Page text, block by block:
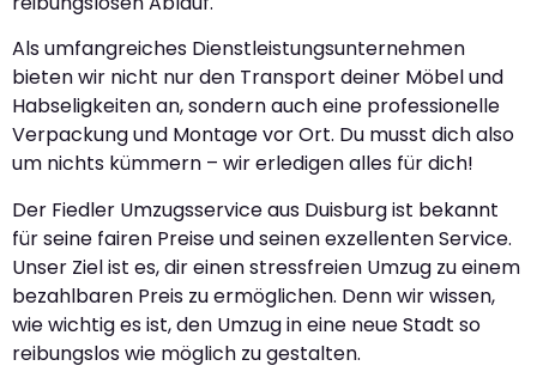
Als umfangreiches Dienstleistungsunternehmen
bieten wir nicht nur den Transport deiner Möbel und
Habseligkeiten an, sondern auch eine professionelle
Verpackung und Montage vor Ort. Du musst dich also
um nichts kümmern – wir erledigen alles für dich!
Der Fiedler Umzugsservice aus Duisburg ist bekannt
für seine fairen Preise und seinen exzellenten Service.
Unser Ziel ist es, dir einen stressfreien Umzug zu einem
bezahlbaren Preis zu ermöglichen. Denn wir wissen,
wie wichtig es ist, den Umzug in eine neue Stadt so
reibungslos wie möglich zu gestalten.